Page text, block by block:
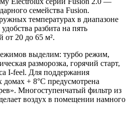
семейства Fusion.
температурах в диапазоне
разбита на пять
20 до 65 м².
выделим: турбо режим,
разморозка, горячий старт,
I-feel. Для поддержания
+ 8°C предусмотрена
Многоступенчатый фильтр из
воздух в помещении намного